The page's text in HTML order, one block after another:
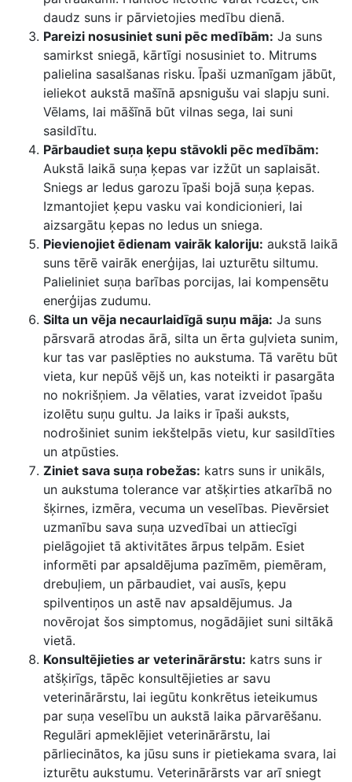
daudz suns ir pārvietojies medību dienā.
Pareizi nosusiniet suni pēc medībām: Ja suns
samirkst sniegā, kārtīgi nosusiniet to. Mitrums
palielina sasalšanas risku. Īpaši uzmanīgam jābūt,
ieliekot aukstā mašīnā apsnigušu vai slapju suni.
Vēlams, lai māšīnā būt vilnas sega, lai suni
sasildītu.
Pārbaudiet suņa ķepu stāvokli pēc medībām:
Aukstā laikā suņa ķepas var izžūt un saplaisāt.
Sniegs ar ledus garozu īpaši bojā suņa ķepas.
Izmantojiet ķepu vasku vai kondicionieri, lai
aizsargātu ķepas no ledus un sniega.
Pievienojiet ēdienam vairāk kaloriju: aukstā laikā
suns tērē vairāk enerģijas, lai uzturētu siltumu.
Palieliniet suņa barības porcijas, lai kompensētu
enerģijas zudumu.
Silta un vēja necaurlaidīgā suņu māja: Ja suns
pārsvarā atrodas ārā, silta un ērta guļvieta sunim,
kur tas var paslēpties no aukstuma. Tā varētu būt
vieta, kur nepūš vējš un, kas noteikti ir pasargāta
no nokrišņiem. Ja vēlaties, varat izveidot īpašu
izolētu suņu gultu. Ja laiks ir īpaši auksts,
nodrošiniet sunim iekštelpās vietu, kur sasildīties
un atpūsties.
Ziniet sava suņa robežas: katrs suns ir unikāls,
un aukstuma tolerance var atšķirties atkarībā no
šķirnes, izmēra, vecuma un veselības. Pievērsiet
uzmanību sava suņa uzvedībai un attiecīgi
pielāgojiet tā aktivitātes ārpus telpām. Esiet
informēti par apsaldējuma pazīmēm, piemēram,
drebuļiem, un pārbaudiet, vai ausīs, ķepu
spilventiņos un astē nav apsaldējumus. Ja
novērojat šos simptomus, nogādājiet suni siltākā
vietā.
Konsultējieties ar veterinārārstu: katrs suns ir
atšķirīgs, tāpēc konsultējieties ar savu
veterinārārstu, lai iegūtu konkrētus ieteikumus
par suņa veselību un aukstā laika pārvarēšanu.
Regulāri apmeklējiet veterinārārstu, lai
pārliecinātos, ka jūsu suns ir pietiekama svara, lai
izturētu aukstumu. Veterinārārsts var arī sniegt